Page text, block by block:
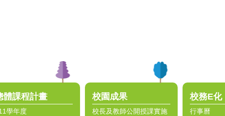
體課程計畫
學年度
校園成果
校長及教師公開授課實施
校務E化
行事曆